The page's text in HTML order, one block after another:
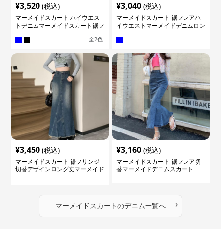
¥3,520 (税込)
マーメイドスカート ハイウエス
トデニムマーメイドスカート裾フ
全2色
¥3,040 (税込)
マーメイドスカート 裾フレアハ
イウエストマーメイドデニムロン
グスカート
¥3,450 (税込)
マーメイドスカート 裾フリンジ
切替デザインロング丈マーメイド
¥3,160 (税込)
マーメイドスカート 裾フレア切
替マーメイドデニムスカート
マーメイドスカートのデニム一覧へ ›